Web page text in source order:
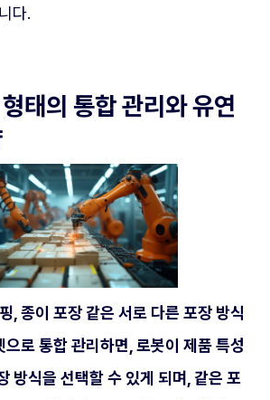
다.
태의 통합 관리와 유연
, 종이 포장 같은 서로 다른 포장 방식
로 통합 관리하면, 로봇이 제품 특성
방식을 선택할 수 있게 되며, 같은 포